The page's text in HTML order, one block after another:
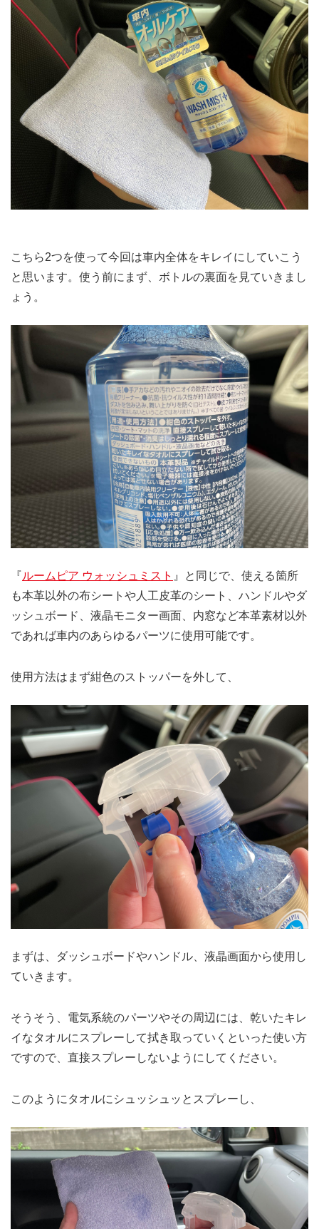
こちら2つを使って今回は車内全体をキレイにしていこう
と思います。使う前にまず、ボトルの裏面を見ていきまし
ょう。
『ルームピア ウォッシュミスト 』と同じで、使える箇所
も本革以外の布シートや人工皮革のシート、ハンドルやダ
ッシュボード、液晶モニター画面、内窓など本革素材以外
であれば車内のあらゆるパーツに使用可能です。
使用方法はまず紺色のストッパーを外して、
まずは、ダッシュボードやハンドル、液晶画面から使用し
ていきます。
そうそう、電気系統のパーツやその周辺には、乾いたキレ
イなタオルにスプレーして拭き取っていくといった使い方
ですので、直接スプレーしないようにしてください。
このようにタオルにシュッシュッとスプレーし、